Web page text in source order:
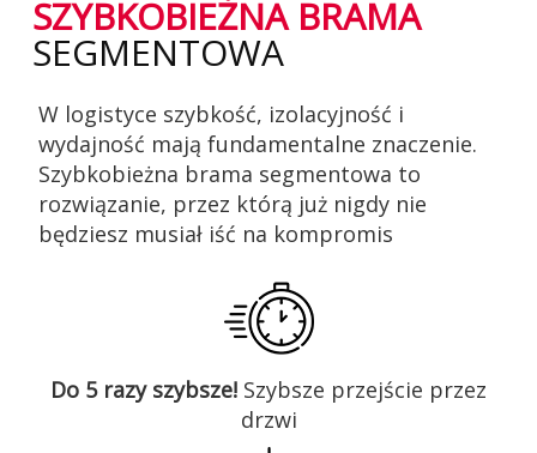
menu
SZYBKOBIEŻNA BRAMA
SEGMENTOWA
W logistyce szybkość, izolacyjność i
wydajność mają fundamentalne znaczenie.
Szybkobieżna brama segmentowa to
rozwiązanie, przez którą już nigdy nie
będziesz musiał iść na kompromis
Do 5 razy szybsze! Szybsze przejście przez
drzwi